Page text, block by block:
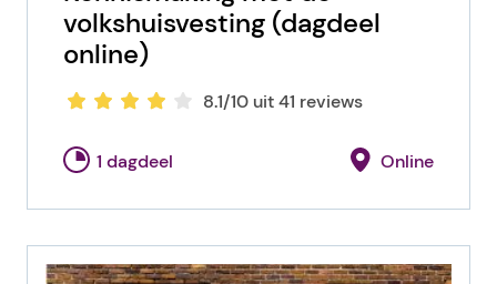
volkshuisvesting (dagdeel
online)
8.1/10 uit 41 reviews
1 dagdeel Online